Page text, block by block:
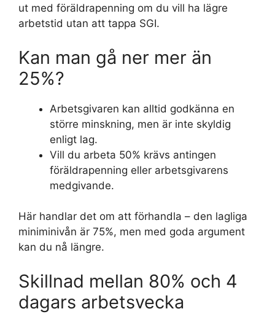
ut med föräldrapenning om du vill ha lägre
arbetstid utan att tappa SGI.
Kan man gå ner mer än
25%?
Arbetsgivaren kan alltid godkänna en
större minskning, men är inte skyldig
enligt lag.
Vill du arbeta 50% krävs antingen
föräldrapenning eller arbetsgivarens
medgivande.
Här handlar det om att förhandla – den lagliga
miniminivån är 75%, men med goda argument
kan du nå längre.
Skillnad mellan 80% och 4
dagars arbetsvecka